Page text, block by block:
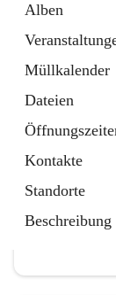
Alben
Müllkalender
Dateien
Kontakte
Standorte
Beschreibung